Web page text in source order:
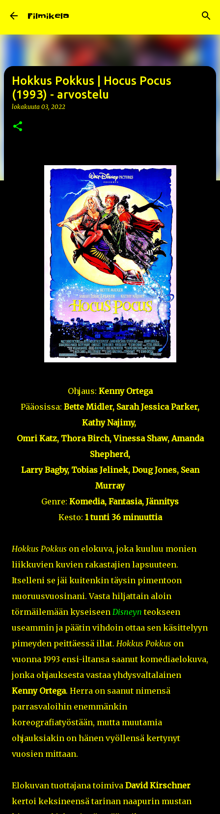
Filmikela
Hokkus Pokkus | Hocus Pocus
(1993) - arvostelu
lokakuuta 03, 2022
Ohjaus: Kenny Ortega
Pääosissa: Bette Midler, Sarah Jessica Parker,
Kathy Najimy,
Omri Katz, Thora Birch, Vinessa Shaw, Amanda
Shepherd,
Larry Bagby, Tobias Jelinek, Doug Jones, Sean
Murray
Genre: Komedia, Fantasia, Jännitys
Kesto: 1 tunti 36 minuuttia
Hokkus Pokkus on elokuva, joka kuuluu monien
liikkuvien kuvien rakastajien lapsuuteen.
Itselleni se jäi kuitenkin täysin pimentoon
nuoruusvuosinani. Vasta hiljattain aloin
törmäilemään kyseiseen Disneyn teokseen
useammin ja päätin vihdoin ottaa sen käsittelyyn
pimeyden peittäessä illat. Hokkus Pokkus on
vuonna 1993 ensi-iltansa saanut komediaelokuva,
jonka ohjauksesta vastaa yhdysvaltalainen
Kenny Ortega. Herra on saanut nimensä
parrasvaloihin enemmänkin
koreografiatyöstään, mutta muutamia
ohjauksiakin on hänen vyöllensä kertynyt
vuosien mittaan.
Elokuvan tuottajana toimiva David Kirschner
kertoi keksineensä tarinan naapurin mustan